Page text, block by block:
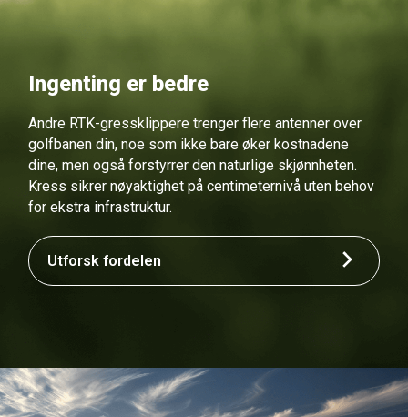
Ingenting er bedre
Andre RTK-gressklippere trenger flere antenner over
golfbanen din, noe som ikke bare øker kostnadene
dine, men også forstyrrer den naturlige skjønnheten.
Kress sikrer nøyaktighet på centimeternivå uten behov
for ekstra infrastruktur.
Utforsk fordelen